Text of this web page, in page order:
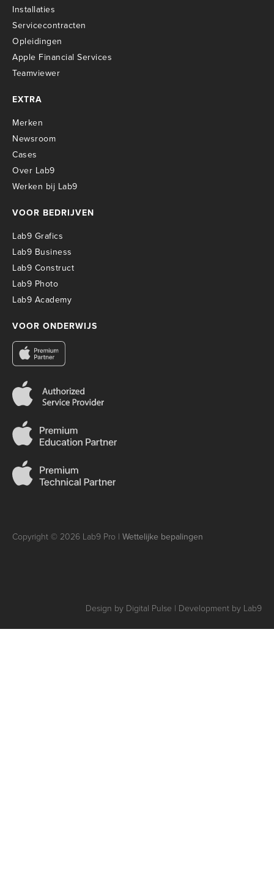
Installaties
Servicecontracten
Opleidingen
Apple Financial Services
Teamviewer
EXTRA
Merken
Newsroom
Cases
Over Lab9
Werken bij Lab9
VOOR BEDRIJVEN
Lab9 Grafics
Lab9 Business
Lab9 Construct
Lab9 Photo
Lab9 Academy
VOOR ONDERWIJS
Copyright © 2026 Lab9 Pro | Wettelijke bepalingen
Design by Digital Pulse | Development by Lab9